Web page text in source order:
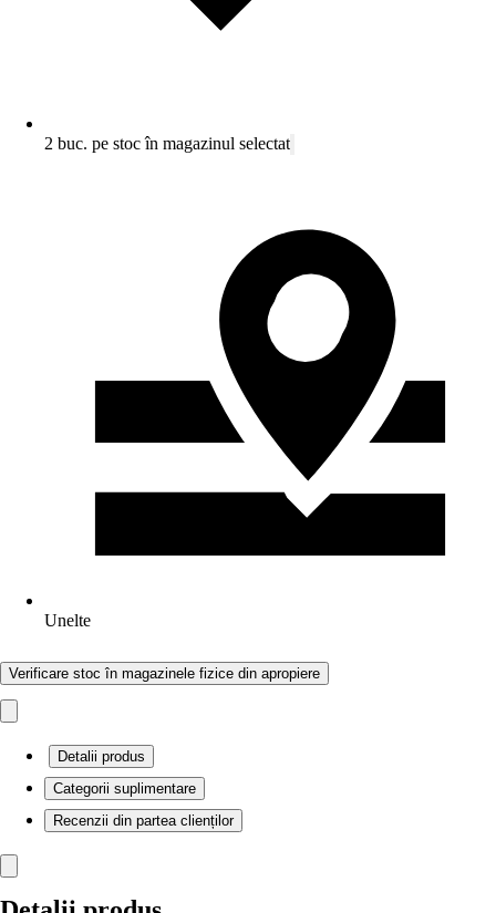
2 buc. pe stoc în magazinul selectat
Unelte
Verificare stoc în magazinele fizice din apropiere
Detalii produs
Categorii suplimentare
Recenzii din partea clienților